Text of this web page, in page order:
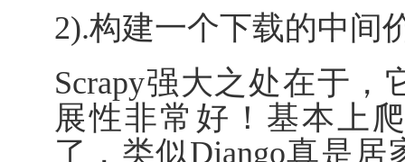
2).构建一个下载的中间
Scrapy强大之处在于
展性非常好！基本上
了，类似Django真是